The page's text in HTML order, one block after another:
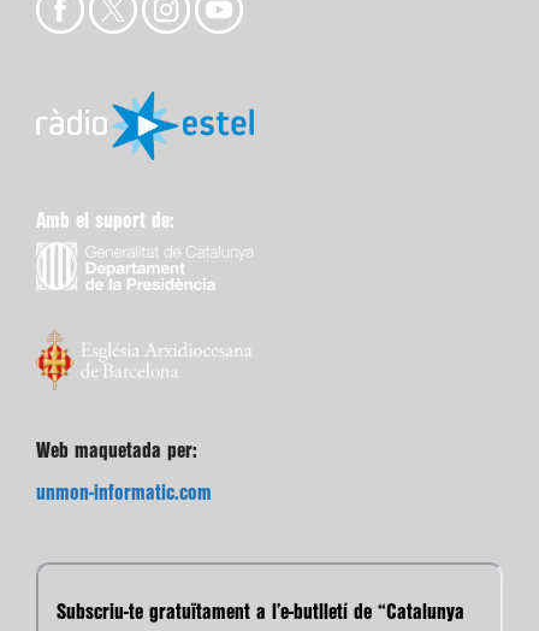
Amb el suport de:
Web maquetada per:
unmon-informatic.com
Subscriu-te gratuïtament a l’e-butlletí de “Catalunya